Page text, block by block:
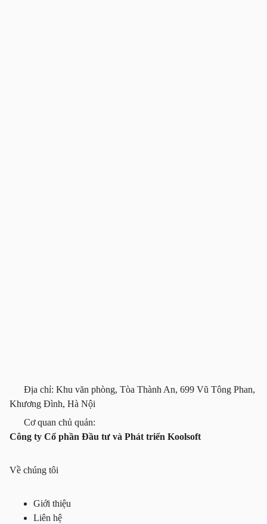
Địa chỉ: Khu văn phòng, Tòa Thành An, 699 Vũ Tông Phan,
Khương Đình, Hà Nội
Cơ quan chủ quản:
Công ty Cổ phần Đầu tư và Phát triển Koolsoft
Về chúng tôi
Giới thiệu
Liên hệ